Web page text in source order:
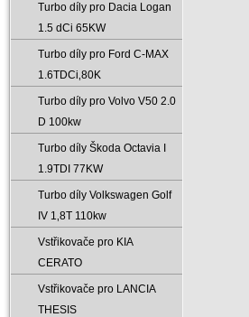
Turbo díly pro Dacia Logan
1.5 dCi 65KW
Turbo díly pro Ford C-MAX
1.6TDCi‚80K
Turbo díly pro Volvo V50 2.0
D 100kw
Turbo díly Škoda Octavia I
1.9TDI 77KW
Turbo díly Volkswagen Golf
IV 1‚8T 110kw
Vstřikovače pro KIA
CERATO
Vstřikovače pro LANCIA
THESIS